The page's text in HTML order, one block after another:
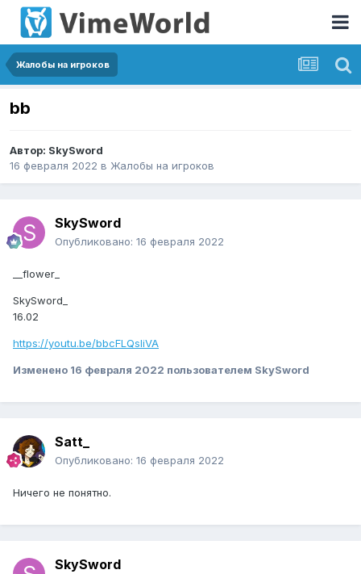
Жалобы на игроков
bb
Автор: SkySword
16 февраля 2022 в Жалобы на игроков
SkySword
Опубликовано: 16 февраля 2022
__flower_
SkySword_
16.02
https://youtu.be/bbcFLQsliVA
Изменено 16 февраля 2022 пользователем SkySword
Satt_
Опубликовано: 16 февраля 2022
Ничего не понятно.
SkySword